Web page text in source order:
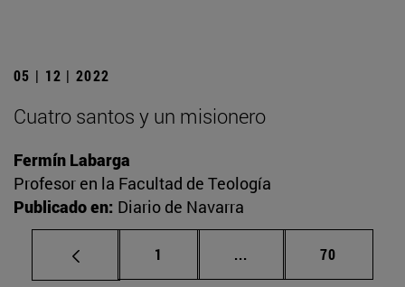
05 | 12 | 2022
Cuatro santos y un misionero
Fermín Labarga
Profesor en la Facultad de Teología
Publicado en: Diario de Navarra
Página
1 ... Páginas intermedias
Página
70